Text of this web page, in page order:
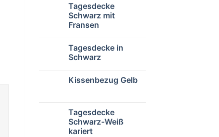
Tagesdecke
Schwarz mit
Fransen
Tagesdecke in
Schwarz
Kissenbezug Gelb
Tagesdecke
Schwarz-Weiß
kariert